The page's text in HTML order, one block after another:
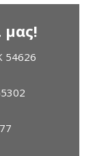
μας!
54626